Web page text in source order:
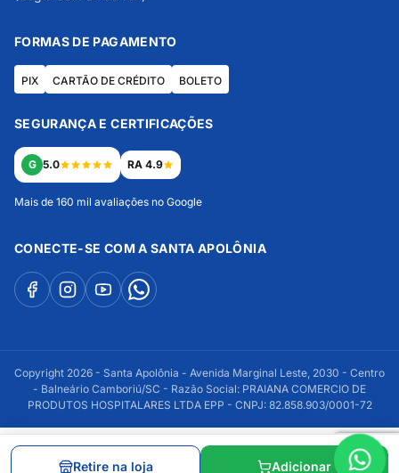
FORMAS DE PAGAMENTO
PIX CARTÃO DE CRÉDITO BOLETO
SEGURANÇA E CERTIFICAÇÕES
G 5.0 RA 4.9
Mais de 160 mil avaliações no Google
CONECTE-SE COM A SANTA APOLÔNIA
Copyright 2026 - Santa Apolônia - Avenida Marginal Leste, 2030 - Centro
- Balneário Camboriú/SC - Razão Social: PRAIANA COMERCIO DE
PRODUTOS HOSPITALARES LTDA EPP - CNPJ: 82.858.903/0001-72
Retire na loja Adicionar